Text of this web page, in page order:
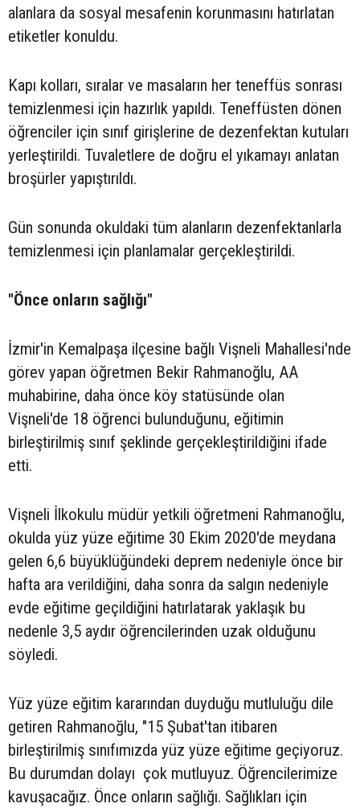
alanlara da sosyal mesafenin korunmasını hatırlatan
etiketler konuldu.
Kapı kolları, sıralar ve masaların her teneffüs sonrası
temizlenmesi için hazırlık yapıldı. Teneffüsten dönen
öğrenciler için sınıf girişlerine de dezenfektan kutuları
yerleştirildi. Tuvaletlere de doğru el yıkamayı anlatan
broşürler yapıştırıldı.
Gün sonunda okuldaki tüm alanların dezenfektanlarla
temizlenmesi için planlamalar gerçekleştirildi.
"Önce onların sağlığı"
İzmir'in Kemalpaşa ilçesine bağlı Vişneli Mahallesi'nde
görev yapan öğretmen Bekir Rahmanoğlu, AA
muhabirine, daha önce köy statüsünde olan
Vişneli'de 18 öğrenci bulunduğunu, eğitimin
birleştirilmiş sınıf şeklinde gerçekleştirildiğini ifade
etti.
Vişneli İlkokulu müdür yetkili öğretmeni Rahmanoğlu,
okulda yüz yüze eğitime 30 Ekim 2020'de meydana
gelen 6,6 büyüklüğündeki deprem nedeniyle önce bir
hafta ara verildiğini, daha sonra da salgın nedeniyle
evde eğitime geçildiğini hatırlatarak yaklaşık bu
nedenle 3,5 aydır öğrencilerinden uzak olduğunu
söyledi.
Yüz yüze eğitim kararından duyduğu mutluluğu dile
getiren Rahmanoğlu, "15 Şubat'tan itibaren
birleştirilmiş sınıfımızda yüz yüze eğitime geçiyoruz.
Bu durumdan dolayı çok mutluyuz. Öğrencilerimize
kavuşacağız. Önce onların sağlığı. Sağlıkları için